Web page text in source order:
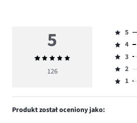
5
Średnia
ocena
126
Ocena
5,
ilość
głosów
109.
5
Ocena
4,
ilość
głosów
4
Ocena
3,
ilość
3
Ocena
2,
2
Ocena
1,
1
Produkt został oceniony jako: